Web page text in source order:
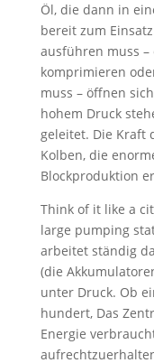
Öl, die dann in
bereit zum
ausführen muss
komprimieren
muss – öffnen
hohem Druck
geleitet. Die Kraft
Kolben, die
Blockproduktion
Think of it like a
large pumping
arbeitet ständig
(die
unter Druck. Ob
hundert, Das
Energie